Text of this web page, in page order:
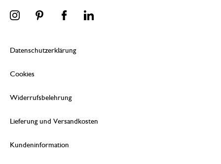
Datenschutzerklärung
Cookies
Widerrufsbelehrung
Lieferung und Versandkosten
Kundeninformation